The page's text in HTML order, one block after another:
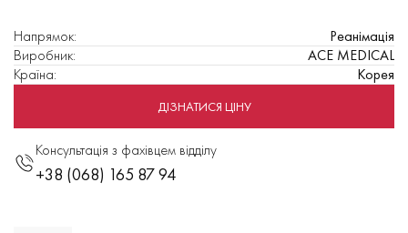
ДІЗНАТИСЯ ЦІНУ
Консультація з фахівцем відділу
+38 (068) 165 87 94
Напрямок:
Реанімація
Виробник:
ACE MEDICAL
Країна: Корея